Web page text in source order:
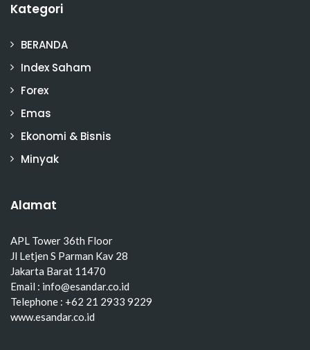
Kategori
BERANDA
Index Saham
Forex
Emas
Ekonomi & Bisnis
Minyak
Alamat
APL Tower 36th Floor
Jl Letjen S Parman Kav 28
Jakarta Barat 11470
Email : info@esandar.co.id
Telephone : +62 21 2933 9229
www.esandar.co.id